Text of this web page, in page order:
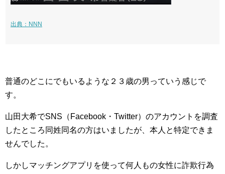
出典：NNN
普通のどこにでもいるような２３歳の男っていう感じで
す。
山田大希でSNS（Facebook・Twitter）のアカウントを調査
したところ同姓同名の方はいましたが、本人と特定できま
せんでした。
しかしマッチングアプリを使って何人もの女性に詐欺行為